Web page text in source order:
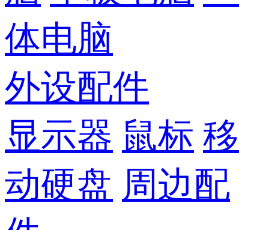
体电脑
外设配件
显示器 鼠标 移
动硬盘 周边配